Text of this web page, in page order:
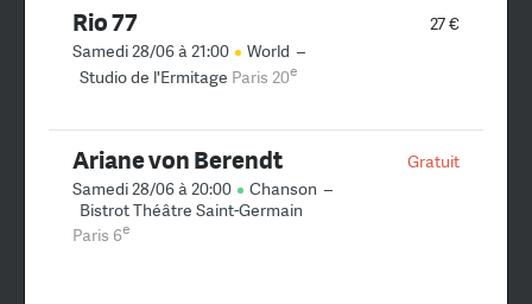
27 €
Rio 77
Samedi 28/06 à 21:00 World –
Studio de l'Ermitage Paris 20e
Gratuit
Ariane von Berendt
Samedi 28/06 à 20:00 Chanson –
Bistrot Théâtre Saint-Germain
Paris 6e